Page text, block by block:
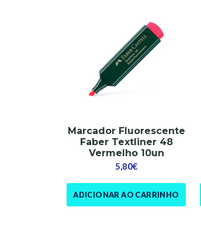
Marcador Fluorescente
Faber Textliner 48
Vermelho 10un
5,80€
ADICIONAR AO CARRINHO